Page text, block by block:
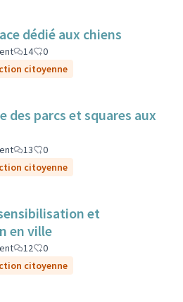
dédié aux chiens
14
0
citoyenne
des parcs et squares aux
13
0
citoyenne
et
en ville
12
0
citoyenne